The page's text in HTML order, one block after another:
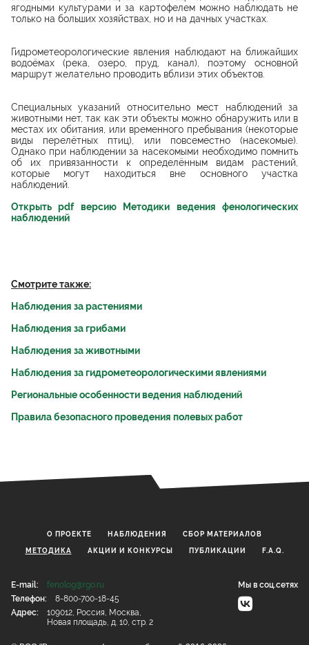
ягодными культурами и за картофелем можно наблюдать не
только на больших хозяйствах, но и на дачных участках.
Гидрометеорологические явления наблюдают на ближайших
водоёмах (река, озеро, пруд, канал), поэтому основной
маршрут желательно проводить вблизи этих объектов.
Специальных указаний относительно мест наблюдений за
животными нет, так как эти объекты можно обнаружить или в
местах их обитания, или временного пребывания (некоторые
виды перелётных птиц), или повсеместно (насекомые).
Однако при наблюдении за насекомыми необходимо помнить
об их привязанности к определённым видам растений,
которые могут находиться вне основного участка
наблюдений.
Открыть pdf версию
Методики ведения фенологических
наблюдений
Смотрите также:
Наблюдения за растениями
Наблюдения за грибами
Наблюдения за животными
Наблюдения за гидрометеорологическими явлениями
Региональные особенности ведения наблюдений
Правила безопасного проведения полевых работ
О ПРОЕКТЕ НАБЛЮДЕНИЯ CБОР МАТЕРИАЛОВ
МЕТОДИКА АКЦИИ И КОНКУРСЫ ПУБЛИКАЦИИ F.A.Q.
Мы в соц.сетях
E-mail:
fenolog@rgo.ru
Телефон:
8-800-700-18-45
Адрес:
109012, Россия, Москва,
Новая площадь, д. 10, стр. 2